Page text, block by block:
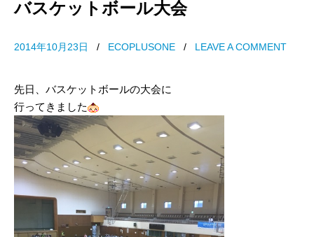
バスケットボール大会
2014年10月23日 / ECOPLUSONE / LEAVE A COMMENT
先日、バスケットボールの大会に
行ってきました